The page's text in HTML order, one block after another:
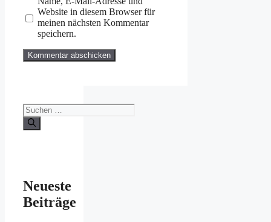
Website in diesem Browser für
meinen nächsten Kommentar
speichern.
Suchen
nach:
Neueste
Beiträge